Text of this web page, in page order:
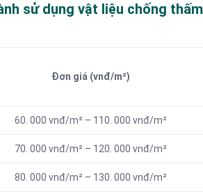
sử dụng vật liệu chống thấm
Đơn giá (vnđ/m²)
60. 000 vnđ/m² – 110. 000 vnđ/m²
70. 000 vnđ/m² – 120. 000 vnđ/m²
80. 000 vnđ/m² – 130. 000 vnđ/m²